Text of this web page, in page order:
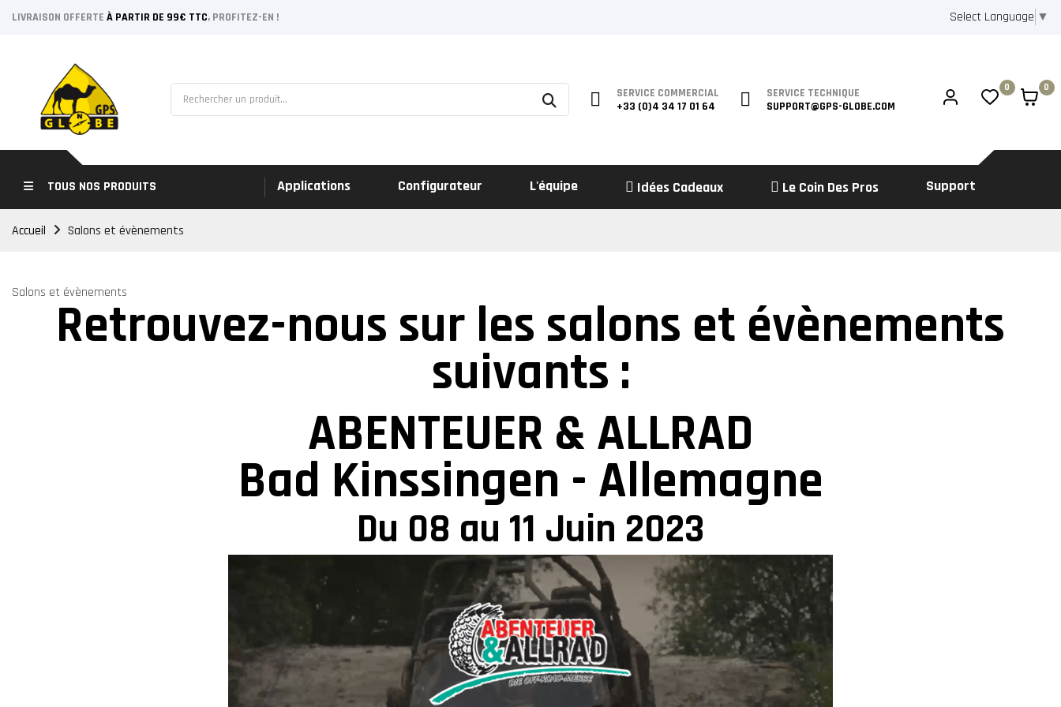
LIVRAISON OFFERTE À PARTIR DE 99€ TTC, PROFITEZ-EN ! Select Language ▼
SERVICE COMMERCIAL
+33 (0)4 34 17 01 64
SERVICE TECHNIQUE
SUPPORT@GPS-GLOBE.COM
0 0
TOUS NOS PRODUITS Applications Configurateur L'équipe Idées Cadeaux Le Coin Des Pros Support
Accueil Salons et évènements
Salons et évènements
Retrouvez-nous sur les salons et évènements
suivants :
ABENTEUER & ALLRAD
Bad Kinssingen - Allemagne
Du 08 au 11 Juin 2023